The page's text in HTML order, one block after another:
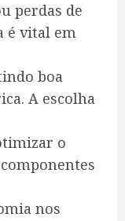
perdas de
é vital em
boa
A escolha
o
nos